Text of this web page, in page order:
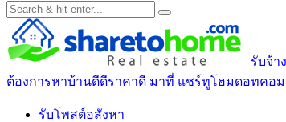
รับจ้า
ต้องการหาบ้านดีดีราคาดี มาที่ แชร์ทูโฮมดอทคอม
รับโพสต์อสังหา